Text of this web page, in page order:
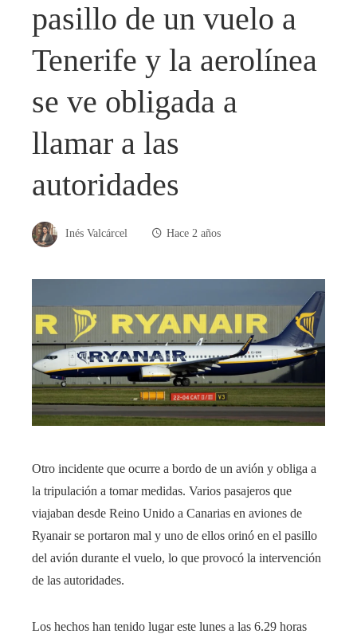
pasillo de un vuelo a
Tenerife y la aerolínea
se ve obligada a
llamar a las
autoridades
Inés Valcárcel Hace 2 años
Otro incidente que ocurre a bordo de un avión y obliga a
la tripulación a tomar medidas. Varios pasajeros que
viajaban desde Reino Unido a Canarias en aviones de
Ryanair se portaron mal y uno de ellos orinó en el pasillo
del avión durante el vuelo, lo que provocó la intervención
de las autoridades.
Los hechos han tenido lugar este lunes a las 6.29 horas